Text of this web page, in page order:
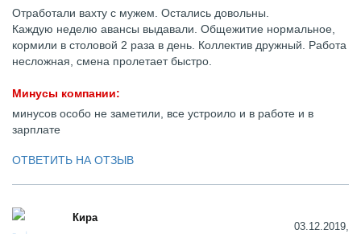
Отработали вахту с мужем. Остались довольны.
Каждую неделю авансы выдавали. Общежитие нормальное,
кормили в столовой 2 раза в день. Коллектив дружный. Работа
несложная, смена пролетает быстро.
Минусы компании:
минусов особо не заметили, все устроило и в работе и в
зарплате
ОТВЕТИТЬ НА ОТЗЫВ
Кира
03.12.2019,